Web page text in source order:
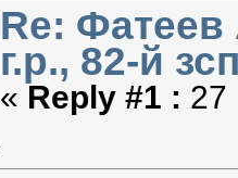
Re:
г.р., 82-й
« Reply #1 : 27